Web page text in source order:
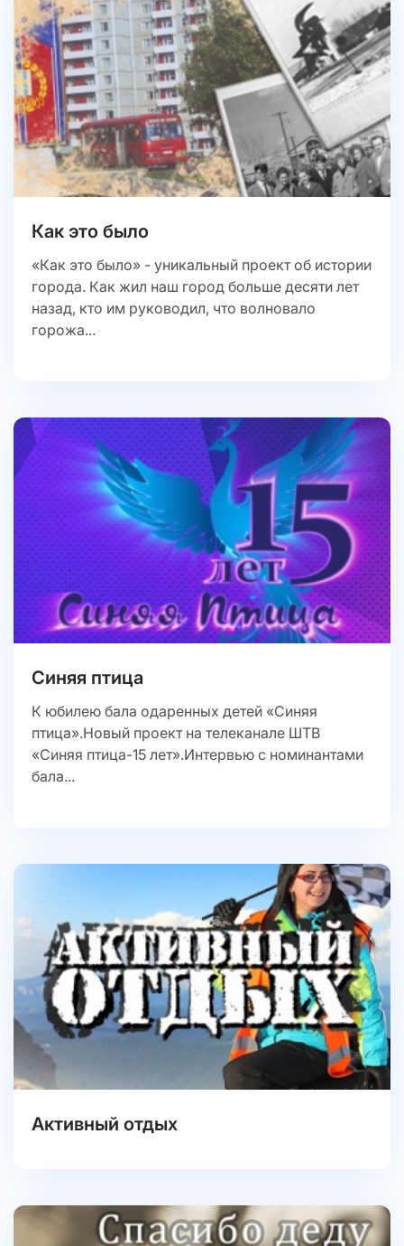
Как это было
«Как это было» - уникальный проект об истории
города. Как жил наш город больше десяти лет
назад, кто им руководил, что волновало
горожа...
Синяя птица
К юбилею бала одаренных детей «Синяя
птица».Новый проект на телеканале ШТВ
«Синяя птица-15 лет».Интервью с номинантами
бала...
Активный отдых